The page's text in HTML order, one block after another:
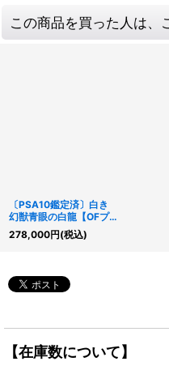
この商品を買った人は、
〔PSA10鑑定済〕白き
幻獣青眼の白龍【OFプ
リズマティックシークレ
ット】{LOCR-JP001}
278,000円(税込)
【在庫数について】